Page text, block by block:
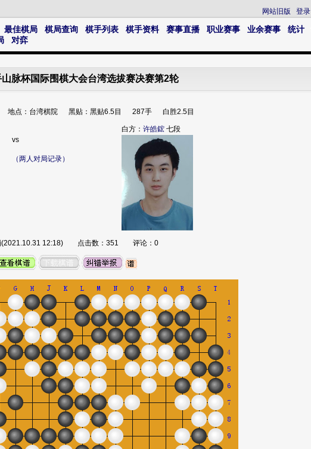
网站旧版 登录
最佳棋局 棋局查询 棋手列表 棋手资料 赛事直播 职业赛事 业余赛事 统计
对弈
脉杯国际围棋大会台湾选拔赛决赛第2轮
地点：台湾棋院 黑贴：黑贴6.5目 287手 白胜2.5目
白方： 许皓鋐 七段
vs
（两人对局记录）
(2021.10.31 12:18) 点击数：351 评论：0